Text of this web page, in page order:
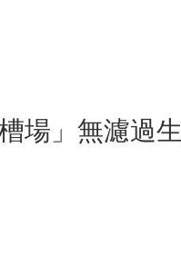
場」無濾過生